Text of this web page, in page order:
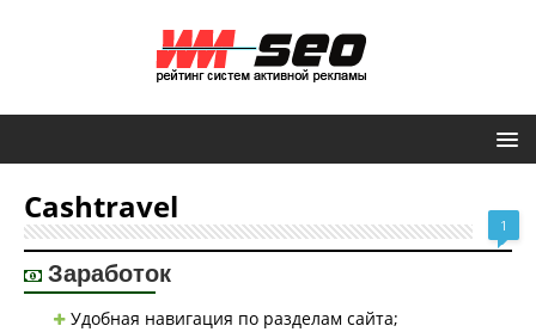
Сashtravel 1
Заработок
Удобная навигация по разделам сайта;